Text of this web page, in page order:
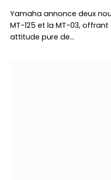
Yamaha annonce deux
MT-125 et la MT-03,
attitude pure de…